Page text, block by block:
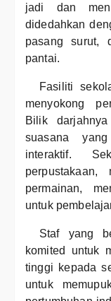
jadi dan
didedahkan
pasang surut,
pantai.
Fasiliti
menyokong
Bilik
suasana
interaktif.
permainan,
untuk
Staf yang
komited untuk
tinggi kepada
untuk